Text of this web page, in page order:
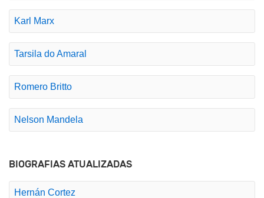
Karl Marx
Tarsila do Amaral
Romero Britto
Nelson Mandela
BIOGRAFIAS ATUALIZADAS
Hernán Cortez